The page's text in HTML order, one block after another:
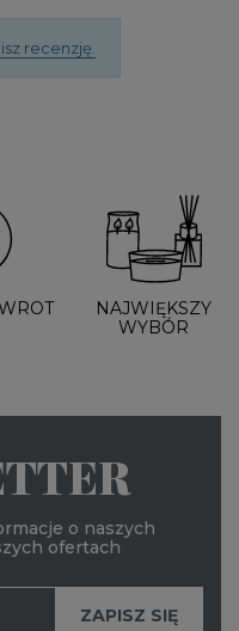
recenzję.
NAJWIĘKSZY
WYBÓR
o naszych
ofertach